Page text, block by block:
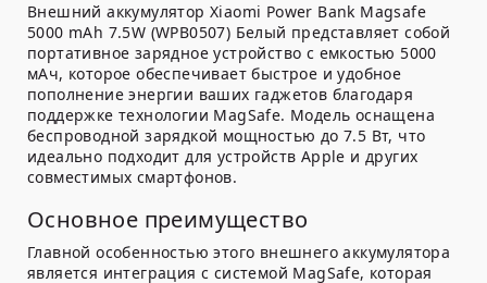
Внешний аккумулятор Xiaomi Power Bank Magsafe
5000 mAh 7.5W (WPB0507) Белый представляет собой
портативное зарядное устройство с емкостью 5000
мАч, которое обеспечивает быстрое и удобное
пополнение энергии ваших гаджетов благодаря
поддержке технологии MagSafe. Модель оснащена
беспроводной зарядкой мощностью до 7.5 Вт, что
идеально подходит для устройств Apple и других
совместимых смартфонов.
Основное преимущество
Главной особенностью этого внешнего аккумулятора
является интеграция с системой MagSafe, которая